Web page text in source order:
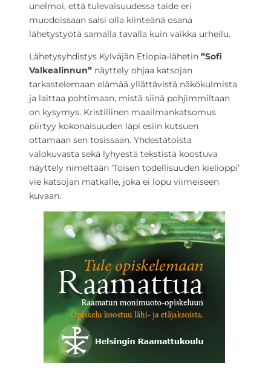
unelmoi, että tulevaisuudessa taide eri
muodoissaan saisi olla kiinteänä osana
lähetystyötä samalla tavalla kuin vaikka urheilu.
Lähetysyhdistys Kylväjän Etiopia-lähetin ”Sofi
Valkealinnun” näyttely ohjaa katsojan
tarkastelemaan elämää yllättävistä näkökulmista
ja laittaa pohtimaan, mistä siinä pohjimmiltaan
on kysymys. Kristillinen maailmankatsomus
piirtyy kokonaisuuden läpi esiin kutsuen
ottamaan sen tosissaan. Yhdestätoista
valokuvasta sekä lyhyestä tekstistä koostuva
näyttely nimeltään ’Toisen todellisuuden kielioppi’
vie katsojan matkalle, joka ei lopu viimeiseen
kuvaan.